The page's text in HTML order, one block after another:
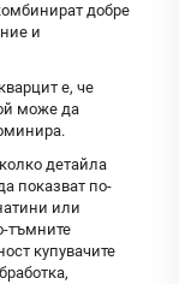
добре
и
е, че
може да
детайла
показват по-
или
тъмните
купувачите